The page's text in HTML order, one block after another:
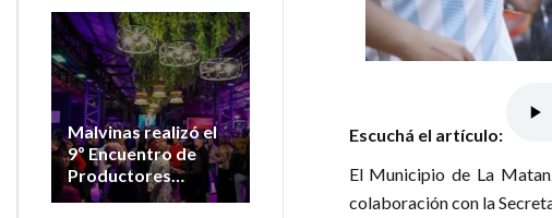
Malvinas realizó el
9º Encuentro de
Productores
Vitivinícolas de la
Escuchá el artículo:
El Municipio de La
colaboración con la